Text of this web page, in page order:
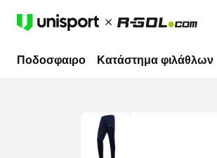
Ποδοσφαιρο Κατάστημα φιλάθλων